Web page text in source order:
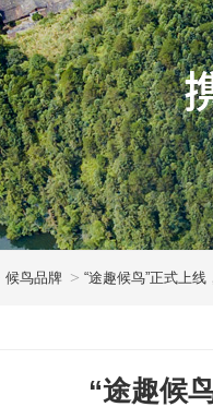
候鸟品牌 “途趣候鸟”正式上
“途趣候